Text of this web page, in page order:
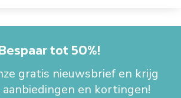
tot 50%!
gratis nieuwsbrief en krijg
en kortingen!